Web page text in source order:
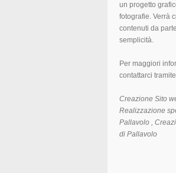
un progetto
fotografie. Verrà
contenuti da
semplicità.
Per maggiori
contattarci
Creazione Sito
Realizzazione
Pallavolo ,
di Pallavolo